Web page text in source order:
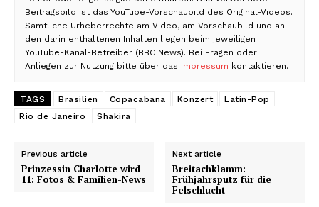
Beitragsbild ist das YouTube-Vorschaubild des Original-Videos.
Sämtliche Urheberrechte am Video, am Vorschaubild und an
den darin enthaltenen Inhalten liegen beim jeweiligen
YouTube-Kanal-Betreiber (BBC News). Bei Fragen oder
Anliegen zur Nutzung bitte über das Impressum kontaktieren.
TAGS Brasilien Copacabana Konzert
Latin-Pop
Rio de Janeiro
Shakira
Previous article
Prinzessin Charlotte wird
11: Fotos & Familien-News
Next article
Breitachklamm:
Frühjahrsputz für die
Felschlucht